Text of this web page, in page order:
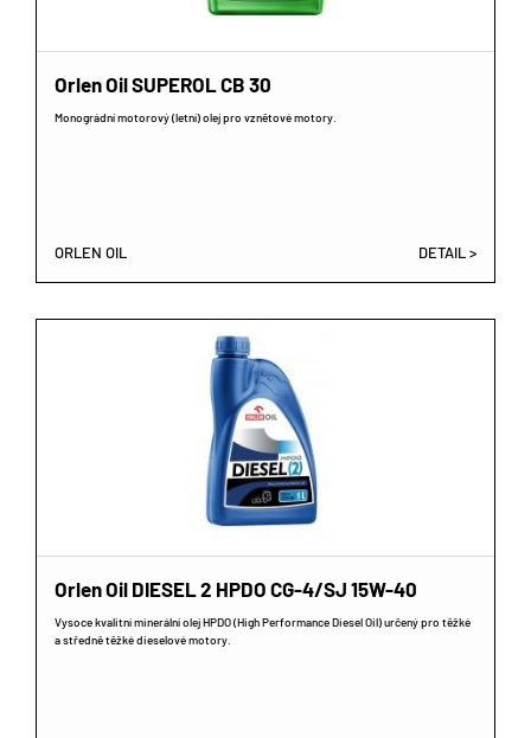
Orlen Oil SUPEROL CB 30
Monográdní motorový (letní) olej pro vznětové motory.
ORLEN OIL DETAIL >
Orlen Oil DIESEL 2 HPDO CG-4/SJ 15W-40
Vysoce kvalitní minerální olej HPDO (High Performance Diesel Oil) určený pro těžké
a středně těžké dieselové motory.